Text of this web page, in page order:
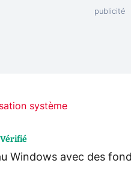
système
Vérifié
Windows avec des